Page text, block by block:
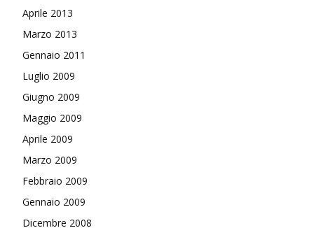
Aprile 2013
Marzo 2013
Gennaio 2011
Luglio 2009
Giugno 2009
Maggio 2009
Aprile 2009
Marzo 2009
Febbraio 2009
Gennaio 2009
Dicembre 2008